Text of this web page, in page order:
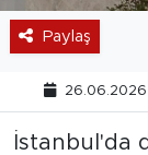
Paylaş
26.06.2026
İstanbul'da